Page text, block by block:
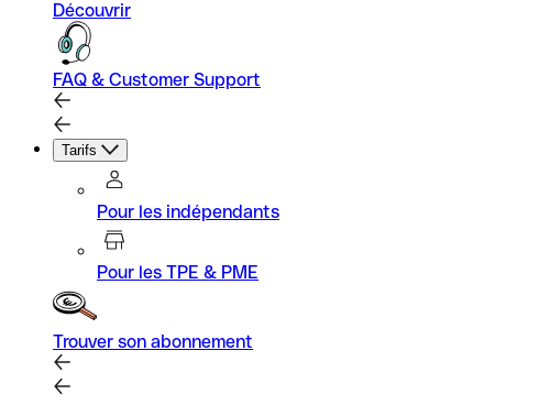
Découvrir
FAQ & Customer Support
Tarifs
Pour les indépendants
Pour les TPE & PME
Trouver son abonnement